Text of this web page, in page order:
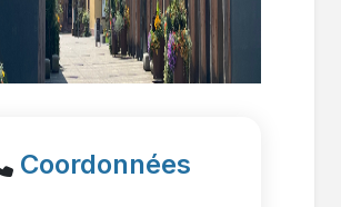
Coordonnées